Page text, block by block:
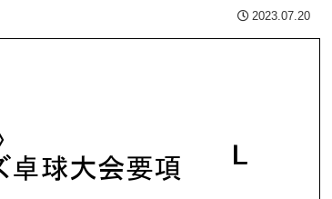
2023.07.20